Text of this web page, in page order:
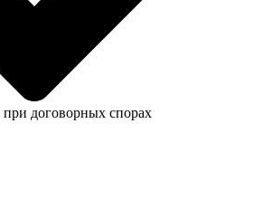
при договорных спорах